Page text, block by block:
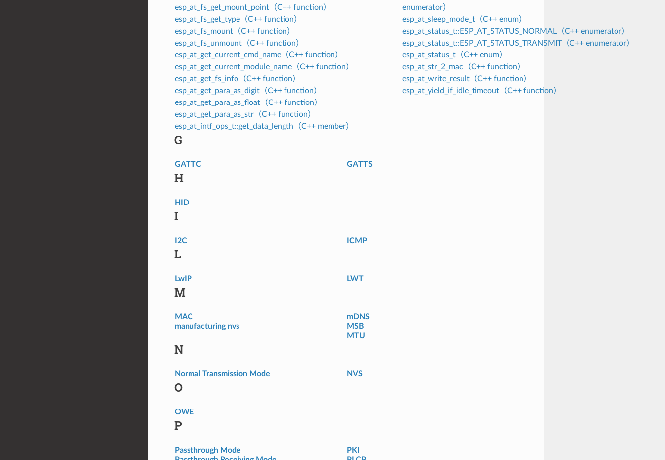
esp_at_fs_get_mount_point（C++ function）
esp_at_fs_get_type（C++ function）
esp_at_fs_mount（C++ function）
esp_at_fs_unmount（C++ function）
esp_at_get_current_cmd_name（C++ function）
esp_at_get_current_module_name（C++ function）
esp_at_get_fs_info（C++ function）
esp_at_get_para_as_digit（C++ function）
esp_at_get_para_as_float（C++ function）
esp_at_get_para_as_str（C++ function）
esp_at_intf_ops_t::get_data_length（C++ member）
enumerator）
esp_at_sleep_mode_t（C++ enum）
esp_at_status_t::ESP_AT_STATUS_NORMAL（C++ enumerator）
esp_at_status_t::ESP_AT_STATUS_TRANSMIT（C++ enumerator）
esp_at_status_t（C++ enum）
esp_at_str_2_mac（C++ function）
esp_at_write_result（C++ function）
esp_at_yield_if_idle_timeout（C++ function）
G
GATTC GATTS
H
HID
I
I2C ICMP
L
LwIP LWT
M
MAC
manufacturing nvs
mDNS
MSB
MTU
N
Normal Transmission Mode NVS
O
OWE
P
Passthrough Mode
PKI